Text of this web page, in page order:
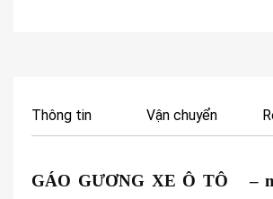
Thông tin Vận chuyển
GÁO GƯƠNG XE Ô TÔ –